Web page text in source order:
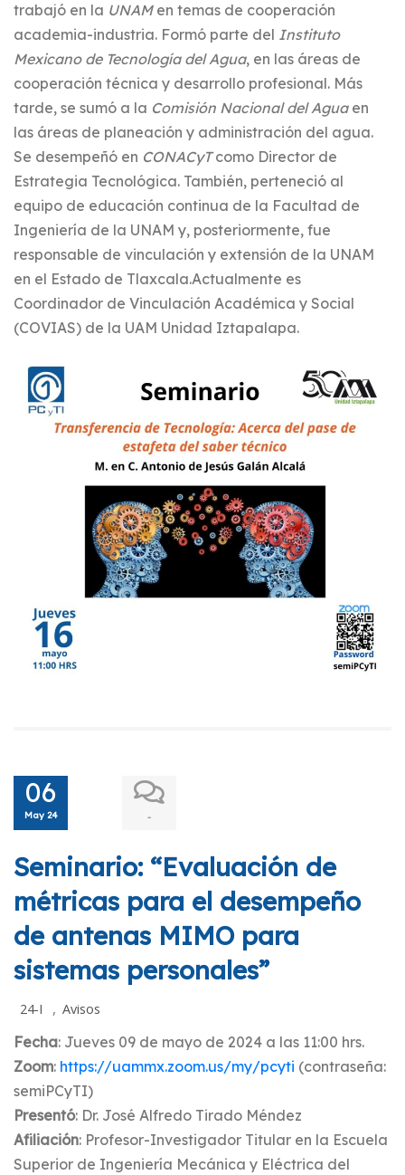
trabajó en la UNAMen temas de cooperación
academia-industria. Formó parte del Instituto
Mexicano de Tecnología del Agua, en las áreas de
cooperación técnica y desarrollo profesional. Más
tarde, se sumó a la Comisión Nacional del Aguaen
las áreas de planeación y administración del agua.
Se desempeñó en CONACyTcomo Director de
Estrategia Tecnológica. También, perteneció al
equipo de educación continua de la Facultad de
Ingeniería de la UNAM y, posteriormente, fue
responsable de vinculación y extensión de la UNAM
en el Estado de Tlaxcala.Actualmente es
Coordinador de Vinculación Académica y Social
(COVIAS) de la UAM Unidad Iztapalapa.
06
May 24 -
Seminario: “Evaluación de
métricas para el desempeño
de antenas MIMO para
sistemas personales”
24-I , Avisos
Fecha: Jueves 09 de mayo de 2024 a las 11:00 hrs.
Zoom: https://uammx.zoom.us/my/pcyti (contraseña:
semiPCyTI)
Presentó: Dr. José Alfredo Tirado Méndez
Afiliación: Profesor-Investigador Titular en la Escuela
Superior de Ingeniería Mecánica y Eléctrica del